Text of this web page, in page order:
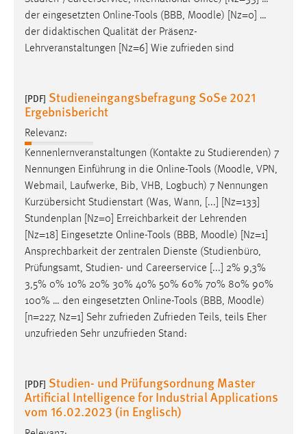
der eingesetzten Online-Tools (BBB, Moodle) [Nz=0] …
der didaktischen Qualität der Präsenz-
Lehrveranstaltungen [Nz=6] Wie zufrieden sind
[PDF] Studieneingangsbefragung SoSe 2021
Ergebnisbericht
Relevanz:
Kennenlernveranstaltungen (Kontakte zu Studierenden) 7
Nennungen Einführung in die Online-Tools (Moodle, VPN,
Webmail, Laufwerke, Bib, VHB, Logbuch) 7 Nennungen
Kurzübersicht Studienstart (Was, Wann, [...] [Nz=133]
Stundenplan [Nz=0] Erreichbarkeit der Lehrenden
[Nz=18] Eingesetzte Online-Tools (BBB, Moodle) [Nz=1]
Ansprechbarkeit der zentralen Dienste (Studienbüro,
Prüfungsamt, Studien- und Careerservice [...] 2% 9,3%
3,5% 0% 10% 20% 30% 40% 50% 60% 70% 80% 90%
100% … den eingesetzten Online-Tools (BBB, Moodle)
[n=227, Nz=1] Sehr zufrieden Zufrieden Teils, teils Eher
unzufrieden Sehr unzufrieden Stand:
[PDF] Studien- und Prüfungsordnung Master
Artificial Intelligence for Industrial Applications
vom 16.02.2023 (in Englisch)
unsere Besucher unsere Website nutzen.
Matomo
Zweck:
Cookie Laufzeit:
Max. 13 Monate
MARKETING
Marketing Cookies werden von Drittanbietern
verwendet, um personalisierte Werbung anzuzeigen.
Sie tun dies, indem sie Besucher über Websites
hinweg verfolgen.
Google Ads
Anbieter:
Google Ireland Limited